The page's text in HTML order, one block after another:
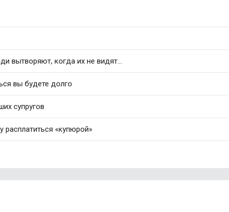
вытворяют, когда их не видят...
вы будете долго
супругов
«купюрой»